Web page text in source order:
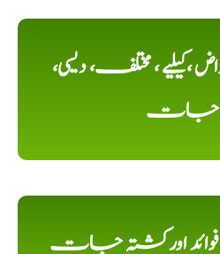
، مختلف، دیسی،
جات
فوائد اورکشتہ جات